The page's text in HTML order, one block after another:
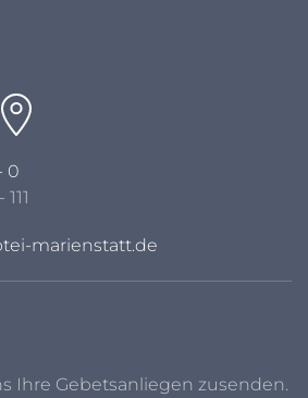
0
marienstatt.de
Ihre Gebetsanliegen zusenden.